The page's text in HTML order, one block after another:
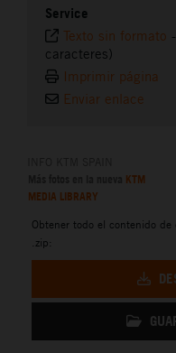
Service
Texto sin formato -
caracteres)
Imprimir página
Enviar enlace
KTM
MEDIA LIBRARY
Obtener todo el contenido
.zip: